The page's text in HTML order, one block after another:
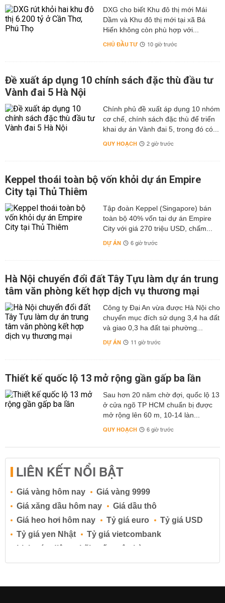
DXG cho biết Khu đô thị mới Mái
Dầm và Khu đô thị mới tại xã Bá
Hiến không còn phù hợp với...
CHỦ ĐẦU TƯ 10 giờ trước
Đề xuất áp dụng 10 chính sách đặc thù đầu tư
Vành đai 5 Hà Nội
Chính phủ đề xuất áp dụng 10 nhóm
cơ chế, chính sách đặc thù để triển
khai dự án Vành đai 5, trong đó có...
QUY HOẠCH 2 giờ trước
Keppel thoái toàn bộ vốn khỏi dự án Empire
City tại Thủ Thiêm
Tập đoàn Keppel (Singapore) bán
toàn bộ 40% vốn tại dự án Empire
City với giá 270 triệu USD, chấm...
DỰ ÁN 6 giờ trước
Hà Nội chuyển đổi đất Tây Tựu làm dự án trung
tâm văn phòng kết hợp dịch vụ thương mại
Công ty Đại An vừa được Hà Nội cho
chuyển mục đích sử dụng 3,4 ha đất
và giao 0,3 ha đất tại phường...
DỰ ÁN 11 giờ trước
Thiết kế quốc lộ 13 mở rộng gần gấp ba lần
Sau hơn 20 năm chờ đợi, quốc lộ 13
ở cửa ngõ TP HCM chuẩn bị được
mở rộng lên 60 m, 10-14 làn...
QUY HOẠCH 6 giờ trước
LIÊN KẾT NỔI BẬT
Giá vàng hôm nay
Giá vàng 9999
Giá xăng dầu hôm nay
Giá dầu thô
Giá heo hơi hôm nay
Tỷ giá euro
Tỷ giá USD
Tỷ giá yen Nhật
Tỷ giá vietcombank
Lịch cúp điện
Lãi suất ngân hàng
Lãi suất tiết kiệm
Lãi suất tiền gửi